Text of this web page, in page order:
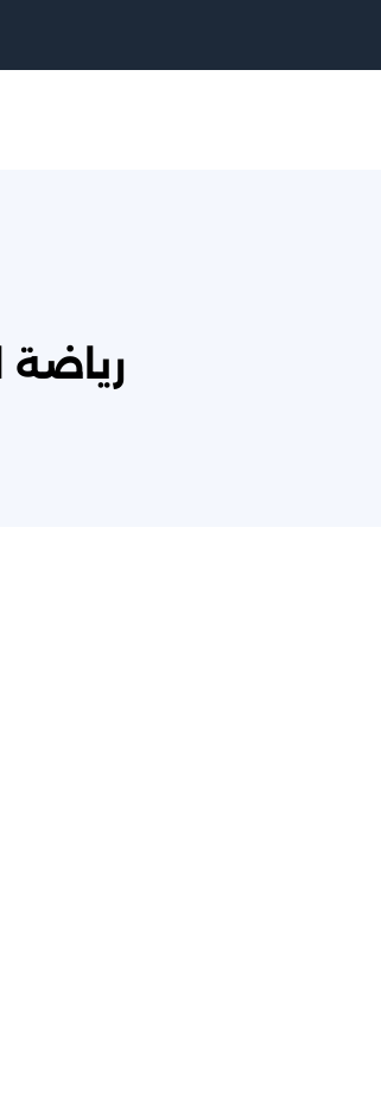
رياضة